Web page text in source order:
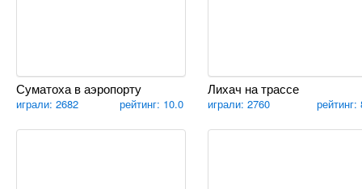
Суматоха в аэропорту
играли: 2682 рейтинг: 10.0
Лихач на трассе
играли: 2760 рейтинг: